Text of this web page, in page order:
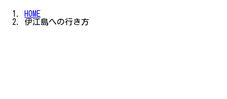
HOME
伊江島への行き方